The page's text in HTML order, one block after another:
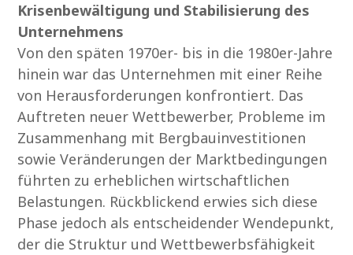
Krisenbewältigung und Stabilisierung des
Unternehmens
Von den späten 1970er- bis in die 1980er-Jahre
hinein war das Unternehmen mit einer Reihe
von Herausforderungen konfrontiert. Das
Auftreten neuer Wettbewerber, Probleme im
Zusammenhang mit Bergbauinvestitionen
sowie Veränderungen der Marktbedingungen
führten zu erheblichen wirtschaftlichen
Belastungen. Rückblickend erwies sich diese
Phase jedoch als entscheidender Wendepunkt,
der die Struktur und Wettbewerbsfähigkeit